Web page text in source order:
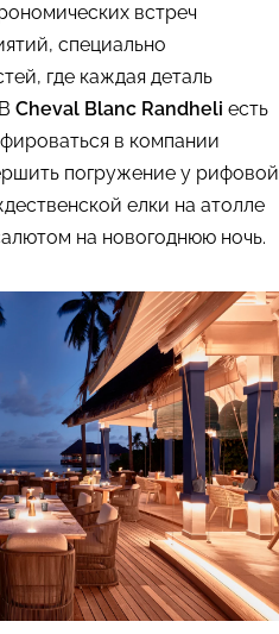
встреч
специально
где каждая деталь
Cheval Blanc Randheli есть
в компании
погружение у рифовой
елки на атолле
на новогоднюю ночь.